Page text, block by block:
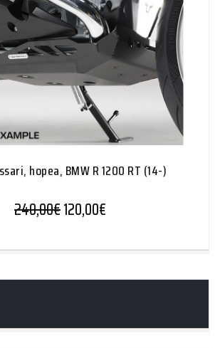
hopea, BMW R 1200 RT (14-)
240,00€Alkuperäinen hinta oli:
120,00€